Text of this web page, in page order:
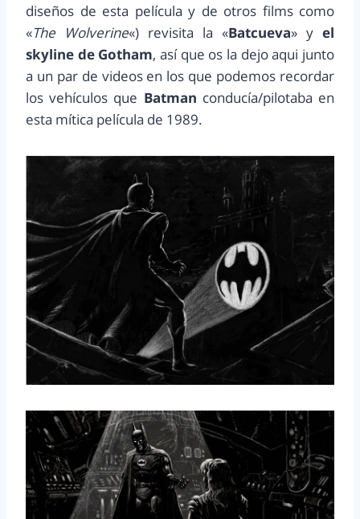
diseños de esta película y de otros films como
«The Wolverine«) revisita la «Batcueva» y el
skyline de Gotham, así que os la dejo aqui junto
a un par de videos en los que podemos recordar
los vehículos que Batman conducía/pilotaba en
esta mítica película de 1989.